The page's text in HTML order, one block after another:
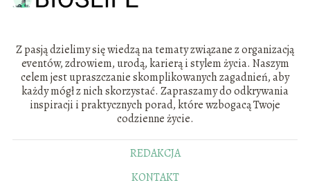
Z pasją dzielimy się wiedzą na tematy związane z organizacją
eventów, zdrowiem, urodą, karierą i stylem życia. Naszym
celem jest upraszczanie skomplikowanych zagadnień, aby
każdy mógł z nich skorzystać. Zapraszamy do odkrywania
inspiracji i praktycznych porad, które wzbogacą Twoje
codzienne życie.
REDAKCJA
KONTAKT